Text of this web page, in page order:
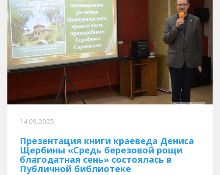
14.09.2025
Презентация книги краеведа Дениса
Щербины «Средь березовой рощи
благодатная сень» состоялась в
Публичной библиотеке